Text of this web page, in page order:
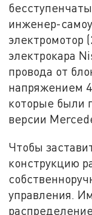
инженер-
электромотор
электрокара
провода от
напряжением
которые были
версии
Чтобы
конструкцию
управления.